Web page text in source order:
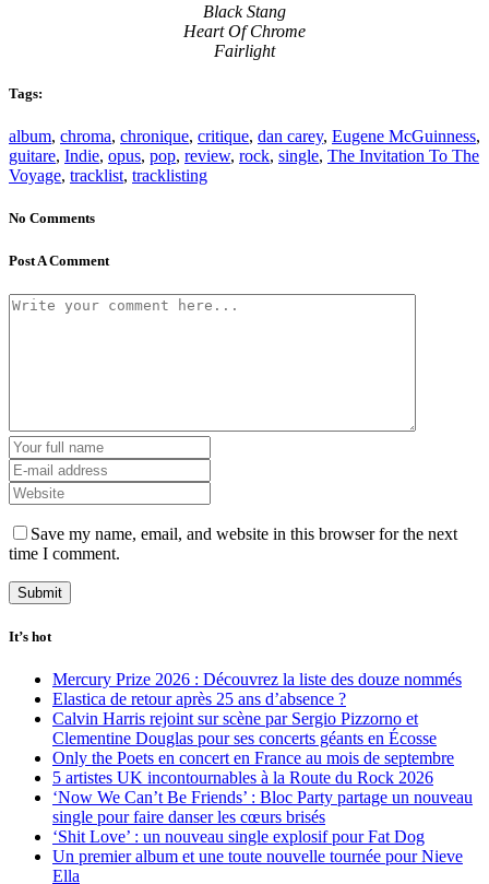
Black Stang
Heart Of Chrome
Fairlight
Tags:
album, chroma, chronique, critique, dan carey, Eugene McGuinness,
guitare, Indie, opus, pop, review, rock, single, The Invitation To The
Voyage, tracklist, tracklisting
No Comments
Post A Comment
Save my name, email, and website in this browser for the next
time I comment.
It’s hot
Mercury Prize 2026 : Découvrez la liste des douze nommés
Elastica de retour après 25 ans d’absence ?
Calvin Harris rejoint sur scène par Sergio Pizzorno et
Clementine Douglas pour ses concerts géants en Écosse
Only the Poets en concert en France au mois de septembre
5 artistes UK incontournables à la Route du Rock 2026
‘Now We Can’t Be Friends’ : Bloc Party partage un nouveau
single pour faire danser les cœurs brisés
‘Shit Love’ : un nouveau single explosif pour Fat Dog
Un premier album et une toute nouvelle tournée pour Nieve
Ella